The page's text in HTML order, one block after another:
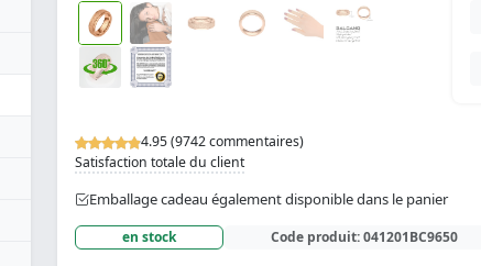
4.95 (9742 commentaires)
Satisfaction totale du client
Emballage cadeau également disponible dans le panier
en stock Code produit:041201BC9650